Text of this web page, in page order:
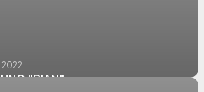
2022
"BIAN"